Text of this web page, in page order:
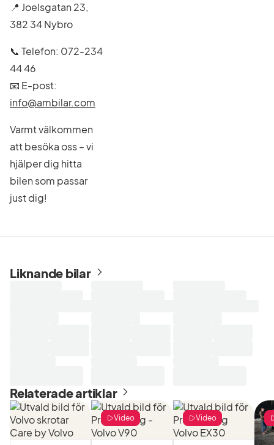
📍 Joelsgatan 23,
382 34 Nybro
📞 Telefon: 072-234
44 46
📧 E-post:
info@ambilar.com
Varmt välkommen
att besöka oss – vi
hjälper dig hitta
bilen som passar
just dig!
Liknande bilar
Relaterade artiklar
Video Video